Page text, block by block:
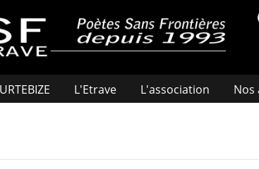
L'Etrave L'association Nos